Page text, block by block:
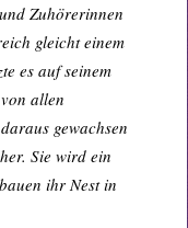
Zuhörerinnen
gleicht einem
es auf seinem
allen
gewachsen
Sie wird ein
ihr Nest in